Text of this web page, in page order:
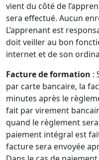
vient du côté de
sera effectué. Aucun
L’apprenant est
doit veiller au bon
internet et de son
Facture de formation :
par carte bancaire, la
minutes après le
fait par virement
quand le règlement
paiement intégral est
facture sera envoyée